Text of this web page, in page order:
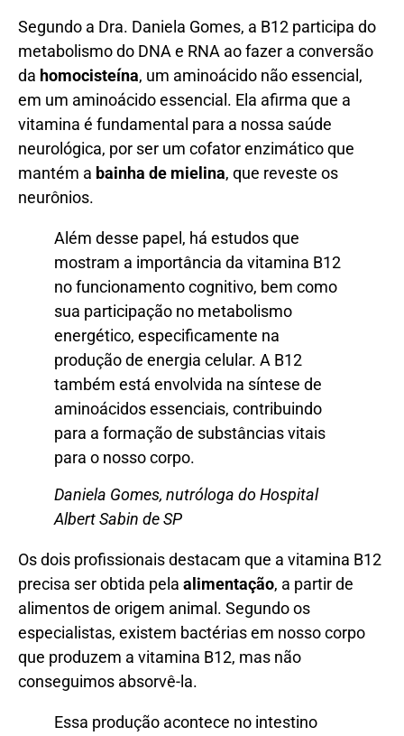
Segundo a Dra. Daniela Gomes, a B12 participa do
metabolismo do DNA e RNA ao fazer a conversão
da homocisteína, um aminoácido não essencial,
em um aminoácido essencial. Ela afirma que a
vitamina é fundamental para a nossa saúde
neurológica, por ser um cofator enzimático que
mantém a bainha de mielina, que reveste os
neurônios.
Além desse papel, há estudos que
mostram a importância da vitamina B12
no funcionamento cognitivo, bem como
sua participação no metabolismo
energético, especificamente na
produção de energia celular. A B12
também está envolvida na síntese de
aminoácidos essenciais, contribuindo
para a formação de substâncias vitais
para o nosso corpo.
Daniela Gomes, nutróloga do Hospital
Albert Sabin de SP
Os dois profissionais destacam que a vitamina B12
precisa ser obtida pela alimentação, a partir de
alimentos de origem animal. Segundo os
especialistas, existem bactérias em nosso corpo
que produzem a vitamina B12, mas não
conseguimos absorvê-la.
Essa produção acontece no intestino